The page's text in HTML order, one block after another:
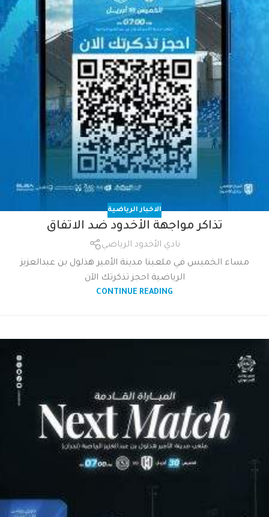
الاخبار الرياضية
تذاكر مواجهة الأخدود ضد الاتفاق
نادي الأخدود الرياضي
مساء الخميس في ملعبنا مدينة الأمير هذلول بن عبدالعزيز
الرياضية احجز تذكرتك الآن
CONTINUE READING